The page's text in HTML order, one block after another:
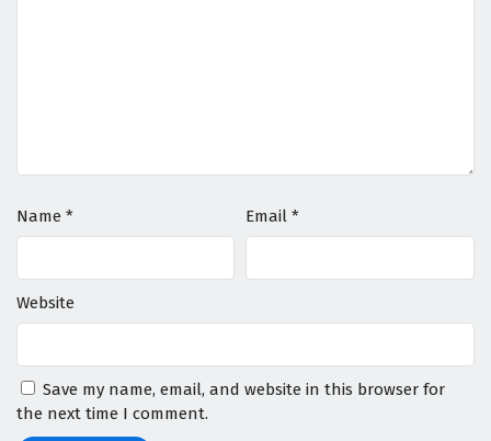
Name * Email *
Website
Save my name, email, and website in this browser for
the next time I comment.